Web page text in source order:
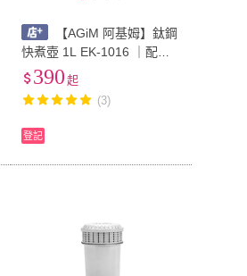
【AGiM 阿基姆】鈦鋼
快煮壺 1L EK-1016 ｜配件
｜震旦代理 (電煮壺/電熱壺)
390 起
(3)
登記